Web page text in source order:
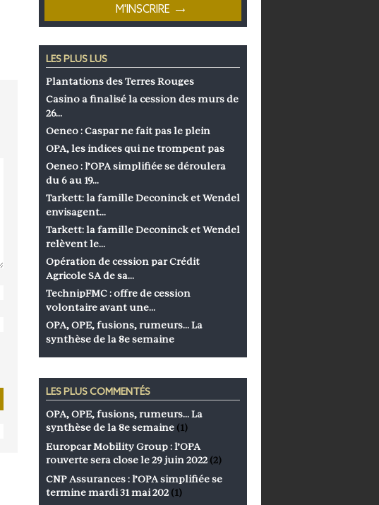
LES PLUS LUS
Plantations des Terres Rouges
Casino a finalisé la cession des murs de
26…
Oeneo : Caspar ne fait pas le plein
OPA, les indices qui ne trompent pas
Oeneo : l’OPA simplifiée se déroulera
du 6 au 19…
Tarkett: la famille Deconinck et Wendel
envisagent…
Tarkett: la famille Deconinck et Wendel
relèvent le…
Opération de cession par Crédit
Agricole SA de sa…
TechnipFMC : offre de cession
volontaire avant une…
OPA, OPE, fusions, rumeurs… La
synthèse de la 8e semaine
LES PLUS COMMENTÉS
OPA, OPE, fusions, rumeurs… La
synthèse de la 8e semaine (1)
Europcar Mobility Group : l’OPA
rouverte sera close le 29 juin 2022 (2)
CNP Assurances : l’OPA simplifiée se
termine mardi 31 mai 202 (1)